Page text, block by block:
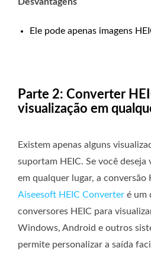
Desvantagens
Ele pode apenas imagens
Parte 2: Converter
visualização em
Existem apenas alguns
suportam HEIC. Se você deseja
em qualquer lugar, a conversão
Aiseesoft HEIC Converter é um
conversores HEIC para
Windows, Android e outros
permite personalizar a saída